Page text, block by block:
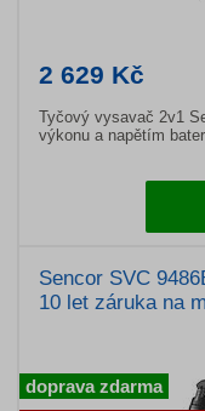
2 629 Kč
Tyčový vysavač 2v1
výkonu a napětím
Sencor SVC
10 let záruka na
doprava zdarma